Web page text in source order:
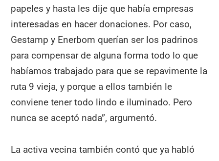
papeles y hasta les dije que había empresas
interesadas en hacer donaciones. Por caso,
Gestamp y Enerbom querían ser los padrinos
para compensar de alguna forma todo lo que
habíamos trabajado para que se repavimente la
ruta 9 vieja, y porque a ellos también le
conviene tener todo lindo e iluminado. Pero
nunca se aceptó nada”, argumentó.
La activa vecina también contó que ya habló